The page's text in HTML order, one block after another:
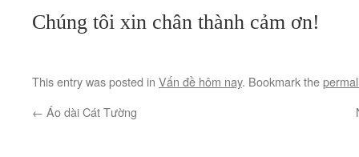
Chúng tôi xin chân thành cảm ơn!
This entry was posted in Vấn đề hôm nay. Bookmark the
← Áo dài Cát Tường